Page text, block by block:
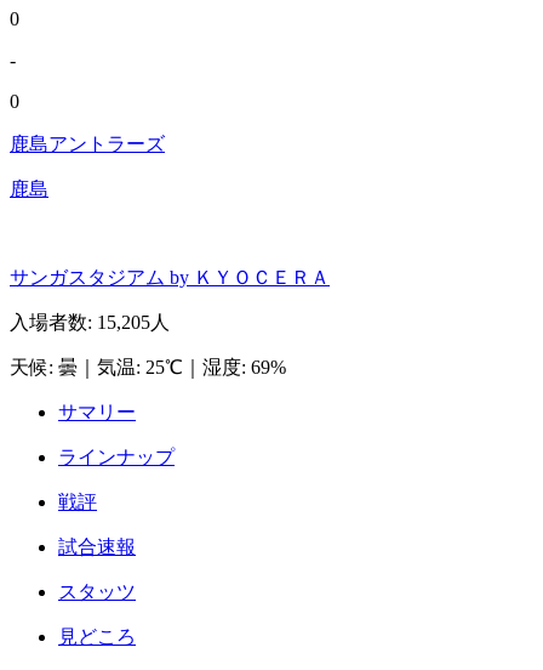
0
-
0
鹿島アントラーズ
鹿島
サンガスタジアム by ＫＹＯＣＥＲＡ
入場者数: 15,205人
天候: 曇 気温: 25℃ 湿度: 69%
サマリー
ラインナップ
戦評
試合速報
スタッツ
見どころ